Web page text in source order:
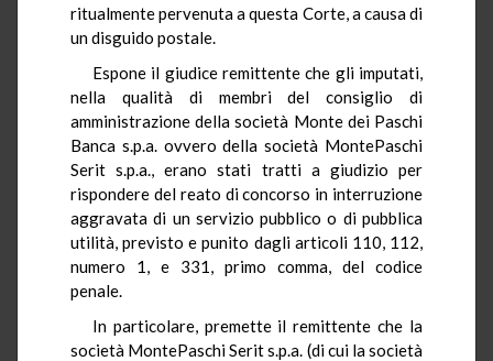
ritualmente pervenuta a questa Corte, a causa di
un disguido postale.
Espone il giudice remittente che gli imputati,
nella qualità di membri del consiglio di
amministrazione della società Monte dei Paschi
Banca s.p.a. ovvero della società MontePaschi
Serit s.p.a., erano stati tratti a giudizio per
rispondere del reato di concorso in interruzione
aggravata di un servizio pubblico o di pubblica
utilità, previsto e punito dagli articoli 110, 112,
numero 1, e 331, primo comma, del codice
penale.
In particolare, premette il remittente che la
società MontePaschi Serit s.p.a. (di cui la società